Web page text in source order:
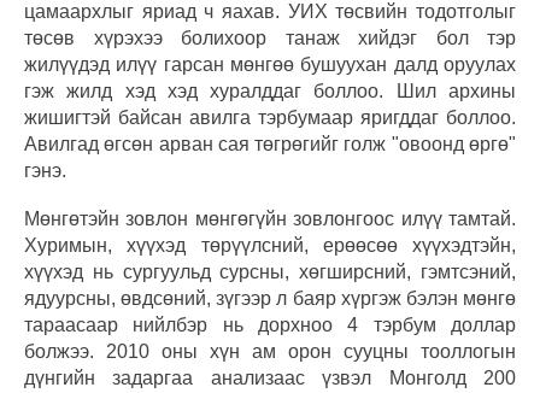
цамаархлыг яриад ч яахав. УИХ төсвийн тодотголыг
төсөв хүрэхээ болихоор танаж хийдэг бол тэр
жилүүдэд илүү гарсан мөнгөө бушуухан далд оруулах
гэж жилд хэд хэд хуралддаг боллоо. Шил архины
жишигтэй байсан авилга тэрбумаар яригддаг боллоо.
Авилгад өгсөн арван сая төгрөгийг голж "овоонд өргө"
гэнэ.
Мөнгөтэйн зовлон мөнгөгүйн зовлонгоос илүү тамтай.
Хуримын, хүүхэд төрүүлсний, ерөөсөө хүүхэдтэйн,
хүүхэд нь сургуульд сурсны, хөгширсний, гэмтсэний,
ядуурсны, өвдсөний, зүгээр л баяр хүргэж бэлэн мөнгө
тараасаар нийлбэр нь дорхноо 4 тэрбум доллар
болжээ. 2010 оны хүн ам орон сууцны тооллогын
дүнгийн задаргаа анализаас үзвэл Монголд 200